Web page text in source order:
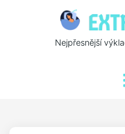
Nejpřesnější